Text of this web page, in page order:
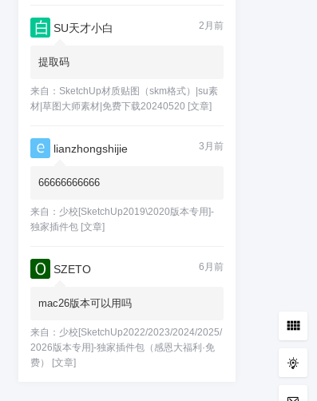
SU天才小白 2月前
提取码
来自： SketchUp材质贴图（skm格式）|su素
材|草图大师素材|免费下载20240520 [文章]
lianzhongshijie 3月前
66666666666
来自： 少校[SketchUp2019\2020版本专用]-
独家插件包 [文章]
SZETO 6月前
mac26版本可以用吗
来自： 少校[SketchUp2022/2023/2024/2025/
2026版本专用]-独家插件包（感恩大福利·免
费）
[文章]